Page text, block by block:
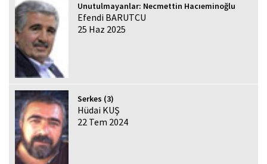
Unutulmayanlar: Necmettin Hacıeminoğlu
Efendi BARUTCU
25 Haz 2025
Serkes (3)
Hüdai KUŞ
22 Tem 2024